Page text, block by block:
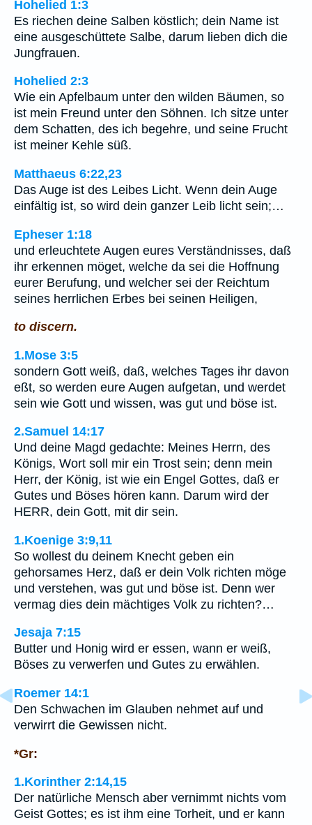
Hohelied 1:3
Es riechen deine Salben köstlich; dein Name ist
eine ausgeschüttete Salbe, darum lieben dich die
Jungfrauen.
Hohelied 2:3
Wie ein Apfelbaum unter den wilden Bäumen, so
ist mein Freund unter den Söhnen. Ich sitze unter
dem Schatten, des ich begehre, und seine Frucht
ist meiner Kehle süß.
Matthaeus 6:22,23
Das Auge ist des Leibes Licht. Wenn dein Auge
einfältig ist, so wird dein ganzer Leib licht sein;…
Epheser 1:18
und erleuchtete Augen eures Verständnisses, daß
ihr erkennen möget, welche da sei die Hoffnung
eurer Berufung, und welcher sei der Reichtum
seines herrlichen Erbes bei seinen Heiligen,
to discern.
1.Mose 3:5
sondern Gott weiß, daß, welches Tages ihr davon
eßt, so werden eure Augen aufgetan, und werdet
sein wie Gott und wissen, was gut und böse ist.
2.Samuel 14:17
Und deine Magd gedachte: Meines Herrn, des
Königs, Wort soll mir ein Trost sein; denn mein
Herr, der König, ist wie ein Engel Gottes, daß er
Gutes und Böses hören kann. Darum wird der
HERR, dein Gott, mit dir sein.
1.Koenige 3:9,11
So wollest du deinem Knecht geben ein
gehorsames Herz, daß er dein Volk richten möge
und verstehen, was gut und böse ist. Denn wer
vermag dies dein mächtiges Volk zu richten?…
Jesaja 7:15
Butter und Honig wird er essen, wann er weiß,
Böses zu verwerfen und Gutes zu erwählen.
Roemer 14:1
Den Schwachen im Glauben nehmet auf und
verwirrt die Gewissen nicht.
*Gr:
1.Korinther 2:14,15
Der natürliche Mensch aber vernimmt nichts vom
Geist Gottes; es ist ihm eine Torheit, und er kann